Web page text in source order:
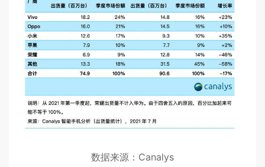
数据来源：Canalys